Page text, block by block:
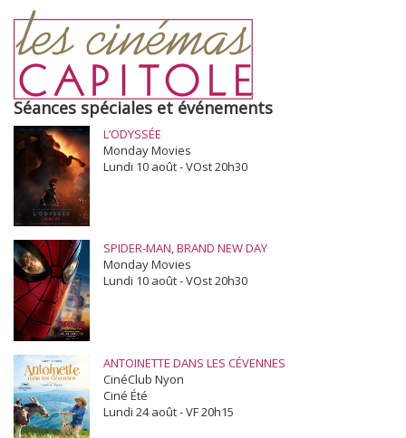
Séances spéciales et événements
L’ODYSSÉE
Monday Movies
Lundi 10 août - VOst 20h30
SPIDER-MAN, BRAND NEW DAY
Monday Movies
Lundi 10 août - VOst 20h30
ANTOINETTE DANS LES CÉVENNES
CinéClub Nyon
Ciné Été
Lundi 24 août - VF 20h15